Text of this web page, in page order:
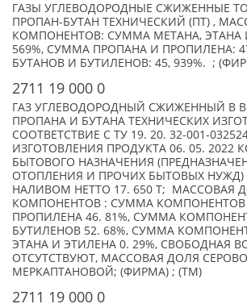
ГАЗЫ УГЛЕВОДОРОДНЫЕ СЖИЖЕННЫЕ
ПРОПАН-БУТАН ТЕХНИЧЕСКИЙ (ПТ) ,
КОМПОНЕНТОВ: СУММА МЕТАНА, ЭТАНА
569%, СУММА ПРОПАНА И ПРОПИЛЕНА:
БУТАНОВ И БУТИЛЕНОВ: 45, 939%. ;
2711 19 000 0
ГАЗ УГЛЕВОДОРОДНЫЙ СЖИЖЕННЫЙ В
ПРОПАНА И БУТАНА ТЕХНИЧЕСКИХ
СООТВЕТСТВИЕ С ТУ 19. 20. 32-001-
ИЗГОТОВЛЕНИЯ ПРОДУКТА 06. 05.
БЫТОВОГО НАЗНАЧЕНИЯ
ОТОПЛЕНИЯ И ПРОЧИХ БЫТОВЫХ НУЖД)
НАЛИВОМ НЕТТО 17. 650 Т; МАССОВАЯ
КОМПОНЕНТОВ : СУММА КОМПОНЕНТОВ
ПРОПИЛЕНА 46. 81%, СУММА
БУТИЛЕНОВ 52. 68%, СУММА
ЭТАНА И ЭТИЛЕНА 0. 29%, СВОБОДНАЯ
ОТСУТСТВУЮТ, МАССОВАЯ ДОЛЯ
МЕРКАПТАНОВОЙ; (ФИРМА) ; (TM)
2711 19 000 0